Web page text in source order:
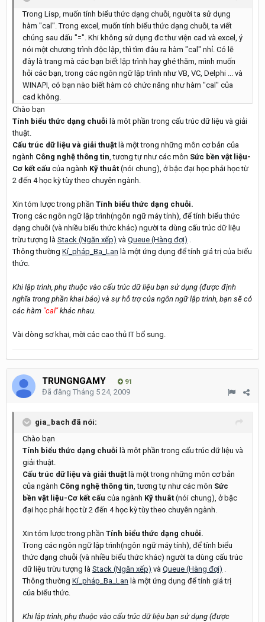
Trong Lisp, muốn tính biểu thức dạng chuỗi, người ta sử dụng
hàm "cal". Trong excel, muốn tính biểu thức dạng chuỗi, ta viết
chúng sau dấu "=". Khi không sử dụng đc thư viện cad và excel, ý
nói một chương trình độc lập, thì tìm đâu ra hàm "cal" nhỉ. Có lẽ
đây là trang mà các bạn biết lập trình hay ghé thăm, mình muốn
hỏi các bạn, trong các ngôn ngữ lập trình như VB, VC, Delphi ... và
WINAPI, có bạn nào biết hàm có chức năng như hàm "cal" của
cad không.
Chào bạn
Tính biểu thức dạng chuỗi là môt phần trong cấu trúc dữ liệu và giải
thuật.
Cấu trúc dữ liệu và giải thuật là một trong những môn cơ bản của
ngành Công nghệ thông tin, tương tự như các môn Sức bền vật liệu-
Cơ kết cấu của ngành Kỹ thuât (nói chung), ở bậc đại học phải học từ
2 đến 4 học kỳ tùy theo chuyên ngành.
Xin tóm lược trong phần Tính biểu thức dạng chuỗi.
Trong các ngôn ngữ lập trình(ngôn ngữ máy tính), để tính biểu thức
dạng chuỗi (và nhiều biểu thức khác) người ta dùng cấu trúc dữ liệu
trừu tượng là Stack (Ngăn xếp) và Queue (Hàng đợi) .
Thông thường Kí_pháp_Ba_Lan là một ứng dụng để tính giá trị của biểu
thức.
Khi lập trình, phụ thuộc vào cấu trúc dữ liệu bạn sử dụng (được định
nghĩa trong phần khai báo) và sự hỗ trợ của ngôn ngữ lập trình, bạn sẽ có
các hàm "cal"khác nhau.
Vài dòng sơ khai, mời các cao thủ IT bổ sung.
TRUNGNGAMY 91
Đã đăng Tháng 5 24, 2009
gia_bach đã nói:
Chào bạn
Tính biểu thức dạng chuỗi là môt phần trong cấu trúc dữ liệu và
giải thuật.
Cấu trúc dữ liệu và giải thuật là một trong những môn cơ bản
của ngành Công nghệ thông tin, tương tự như các môn Sức
bền vật liệu-Cơ kết cấu của ngành Kỹ thuât (nói chung), ở bậc
đại học phải học từ 2 đến 4 học kỳ tùy theo chuyên ngành.
Xin tóm lược trong phần Tính biểu thức dạng chuỗi.
Trong các ngôn ngữ lập trình(ngôn ngữ máy tính), để tính biểu
thức dạng chuỗi (và nhiều biểu thức khác) người ta dùng cấu trúc
dữ liệu trừu tượng là Stack (Ngăn xếp) và Queue (Hàng đợi) .
Thông thường Kí_pháp_Ba_Lan là một ứng dụng để tính giá trị
của biểu thức.
Khi lập trình, phụ thuộc vào cấu trúc dữ liệu bạn sử dụng (được